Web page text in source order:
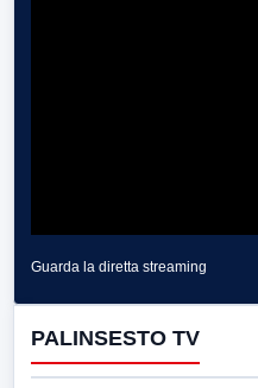
Guarda la diretta streaming
PALINSESTO TV